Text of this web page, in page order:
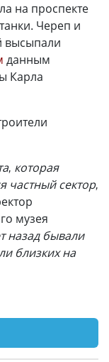
на проспекте
Череп и
высыпали
данным
Карла
которая
частный сектор,
музея
назад бывали
близких на